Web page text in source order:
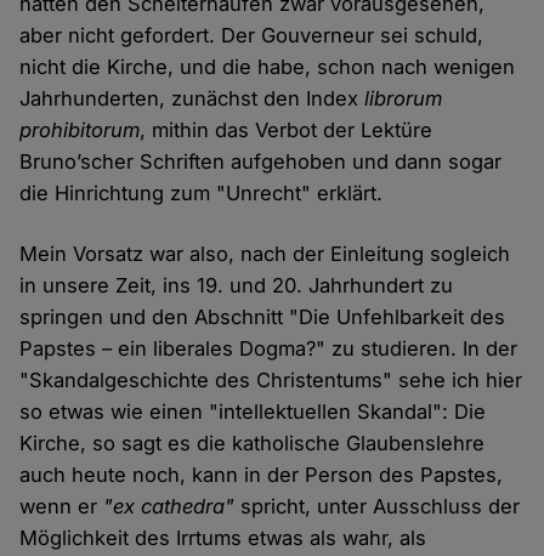
aber nicht gefordert. Der Gouverneur sei schuld,
nicht die Kirche, und die habe, schon nach wenigen
Jahrhunderten, zunächst den Indexlibrorum
prohibitorum, mithin das Verbot der Lektüre
Bruno’scher Schriften aufgehoben und dann sogar
die Hinrichtung zum "Unrecht" erklärt.
Mein Vorsatz war also, nach der Einleitung sogleich
in unsere Zeit, ins 19. und 20. Jahrhundert zu
springen und den Abschnitt "Die Unfehlbarkeit des
Papstes – ein liberales Dogma?" zu studieren. In der
"Skandalgeschichte des Christentums" sehe ich hier
so etwas wie einen "intellektuellen Skandal": Die
Kirche, so sagt es die katholische Glaubenslehre
auch heute noch, kann in der Person des Papstes,
wenn er "ex cathedra" spricht, unter Ausschluss der
Möglichkeit des Irrtums etwas als wahr, als